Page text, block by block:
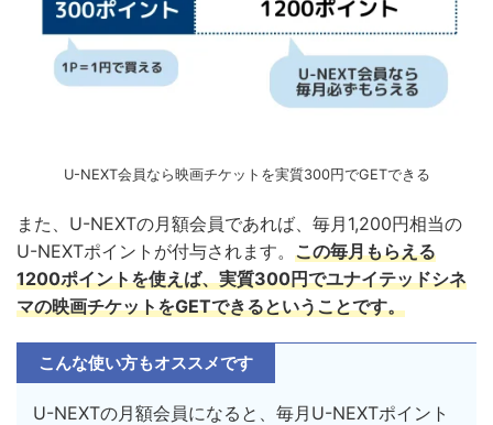
U-NEXT会員なら映画チケットを実質300円でGETできる
また、U-NEXTの月額会員であれば、毎月1,200円相当の
U-NEXTポイントが付与されます。 この毎月もらえる
1200ポイントを使えば、実質300円でユナイテッドシネ
マの映画チケットをGETできるということです。
こんな使い方もオススメです
U-NEXTの月額会員になると、毎月U-NEXTポイント